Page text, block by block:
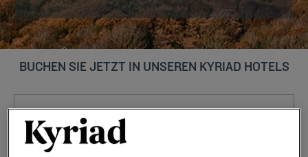
BUCHEN SIE JETZT IN UNSEREN KYRIAD HOTELS